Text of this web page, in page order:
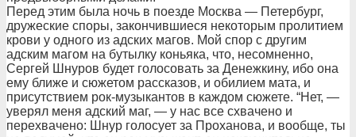
Перед этим была ночь в поезде Москва — Петербург,
дружеские споры, закончившиеся некоторым пролитием
крови у одного из адских магов. Мой спор с другим
адским магом на бутылку коньяка, что, несомненно,
Сергей Шнуров будет голосовать за Денежкину, ибо она
ему ближе и сюжетом рассказов, и обилием мата, и
присутствием рок-музыкантов в каждом сюжете. “Нет, —
уверял меня адский маг, — у нас все схвачено и
перехвачено: Шнур голосует за Проханова, и вообще, ты